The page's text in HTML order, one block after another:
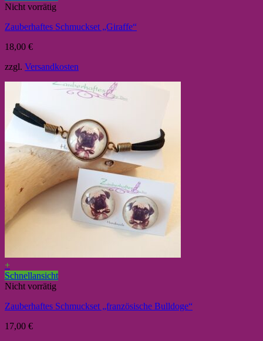
Nicht vorrätig
Zauberhaftes Schmuckset „Giraffe“
18,00 €
zzgl. Versandkosten
+
Schnellansicht
Nicht vorrätig
Zauberhaftes Schmuckset „französische Bulldoge“
17,00 €